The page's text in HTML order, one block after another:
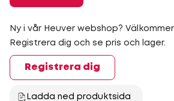
Ny i vår Heuver webshop?
Registrera dig och se pris och lager.
Registrera dig
Ladda ned produktsida